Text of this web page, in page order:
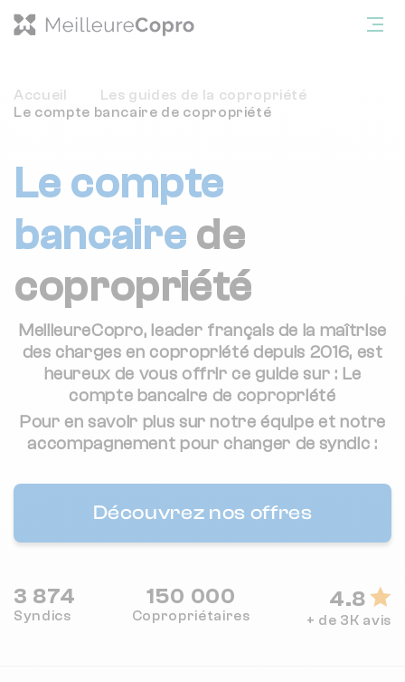
Accueil
Les guides de la copropriété
Le compte bancaire de copropriété
Le compte
bancaire de
copropriété
MeilleureCopro, leader français de la maîtrise
des charges en copropriété depuis 2016, est
heureux de vous offrir ce guide sur : Le
compte bancaire de copropriété
Pour en savoir plus sur notre équipe et notre
accompagnement pour changer de syndic :
Découvrez nos offres
3 874
Syndics
150 000
Copropriétaires
4.8
+ de 3K avis